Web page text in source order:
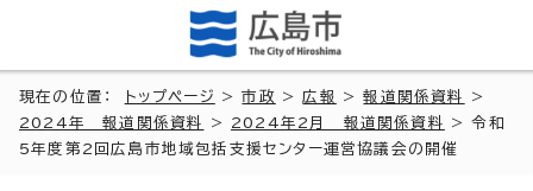
現在の位置： トップページ >市政 >広報 >報道関係資料
>
2024年 報道関係資料
> 2024年2月 報道関係資料
> 令和
5年度第2回広島市地域包括支援センター運営協議会の開催